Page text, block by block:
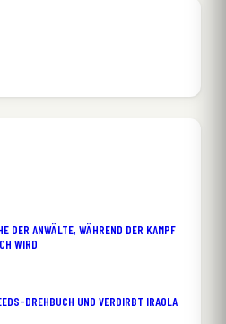
DER ANWÄLTE, WÄHREND DER KAMPF
WIRD
DREHBUCH UND VERDIRBT IRAOLA